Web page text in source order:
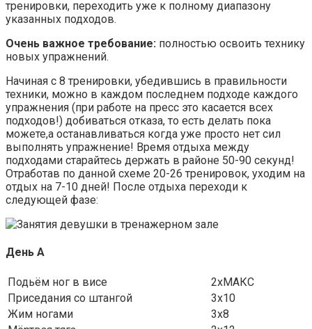
тренировки, переходить уже к полному диапазону
указанных подходов.
Очень важное требование: полностью освоить технику
новых упражнений.
Начиная с 8 тренировки, убедившись в правильности
техники, можно в каждом последнем подходе каждого
упражнения (при работе на пресс это касается всех
подходов!) добиваться отказа, то есть делать пока
можете,а останавливаться когда уже просто нет сил
выполнять упражнение! Время отдыха между
подходами старайтесь держать в районе 50-90 секунд!
Отработав по данной схеме 20-26 тренировок, уходим на
отдых на 7-10 дней! После отдыха переходи к
следующей фазе:
День А
Подьём ног в висе
2хМАКС
Приседания со штангой
3х10
Жим ногами
3х8